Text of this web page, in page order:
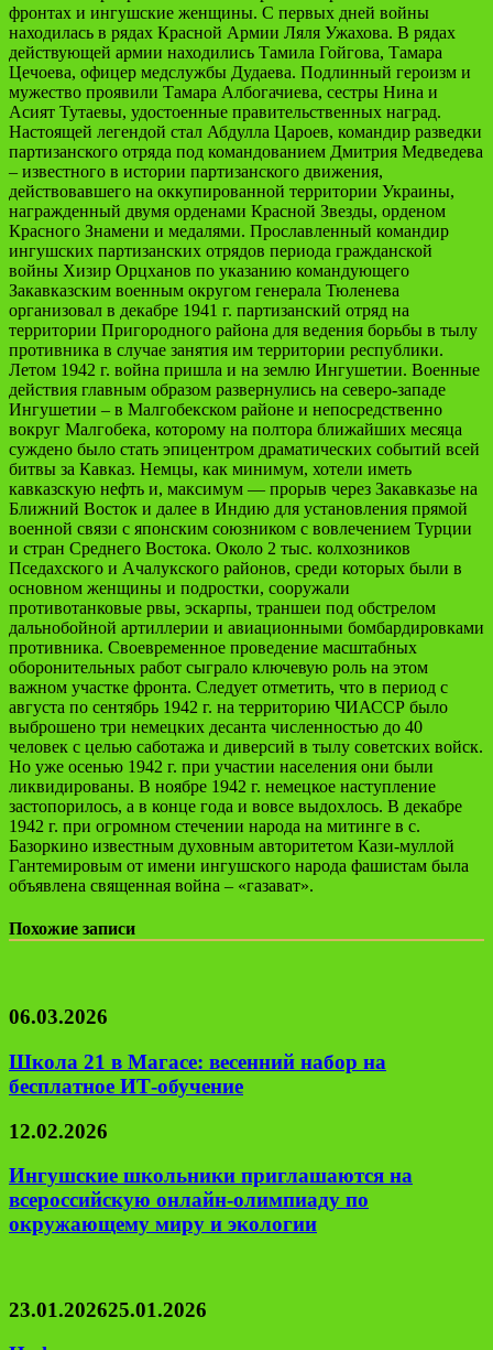
фронтах и ингушские женщины. С первых дней войны
находилась в рядах Красной Армии Ляля Ужахова. В рядах
действующей армии находились Тамила Гойгова, Тамара
Цечоева, офицер медслужбы Дудаева. Подлинный героизм и
мужество проявили Тамара Албогачиева, сестры Нина и
Асият Тутаевы, удостоенные правительственных наград.
Настоящей легендой стал Абдулла Цароев, командир разведки
партизанского отряда под командованием Дмитрия Медведева
– известного в истории партизанского движения,
действовавшего на оккупированной территории Украины,
награжденный двумя орденами Красной Звезды, орденом
Красного Знамени и медалями. Прославленный командир
ингушских партизанских отрядов периода гражданской
войны Хизир Орцханов по указанию командующего
Закавказским военным округом генерала Тюленева
организовал в декабре 1941 г. партизанский отряд на
территории Пригородного района для ведения борьбы в тылу
противника в случае занятия им территории республики.
Летом 1942 г. война пришла и на землю Ингушетии. Военные
действия главным образом развернулись на северо-западе
Ингушетии – в Малгобекском районе и непосредственно
вокруг Малгобека, которому на полтора ближайших месяца
суждено было стать эпицентром драматических событий всей
битвы за Кавказ. Немцы, как минимум, хотели иметь
кавказскую нефть и, максимум — прорыв через Закавказье на
Ближний Восток и далее в Индию для установления прямой
военной связи с японским союзником с вовлечением Турции
и стран Среднего Востока. Около 2 тыс. колхозников
Пседахского и Ачалукского районов, среди которых были в
основном женщины и подростки, сооружали
противотанковые рвы, эскарпы, траншеи под обстрелом
дальнобойной артиллерии и авиационными бомбардировками
противника. Своевременное проведение масштабных
оборонительных работ сыграло ключевую роль на этом
важном участке фронта. Следует отметить, что в период с
августа по сентябрь 1942 г. на территорию ЧИАССР было
выброшено три немецких десанта численностью до 40
человек с целью саботажа и диверсий в тылу советских войск.
Но уже осенью 1942 г. при участии населения они были
ликвидированы. В ноябре 1942 г. немецкое наступление
застопорилось, а в конце года и вовсе выдохлось. В декабре
1942 г. при огромном стечении народа на митинге в с.
Базоркино известным духовным авторитетом Кази-муллой
Гантемировым от имени ингушского народа фашистам была
объявлена священная война – «газават».
Похожие записи
06.03.2026
Школа 21 в Магасе: весенний набор на
бесплатное ИТ-обучение
12.02.2026
Ингушские школьники приглашаются на
всероссийскую онлайн-олимпиаду по
окружающему миру и экологии
23.01.202625.01.2026